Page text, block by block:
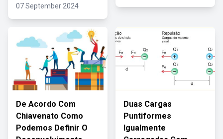
07 September 2024
De Acordo Com
Chiavenato Como
Podemos Definir O
Duas Cargas
Puntiformes
Igualmente